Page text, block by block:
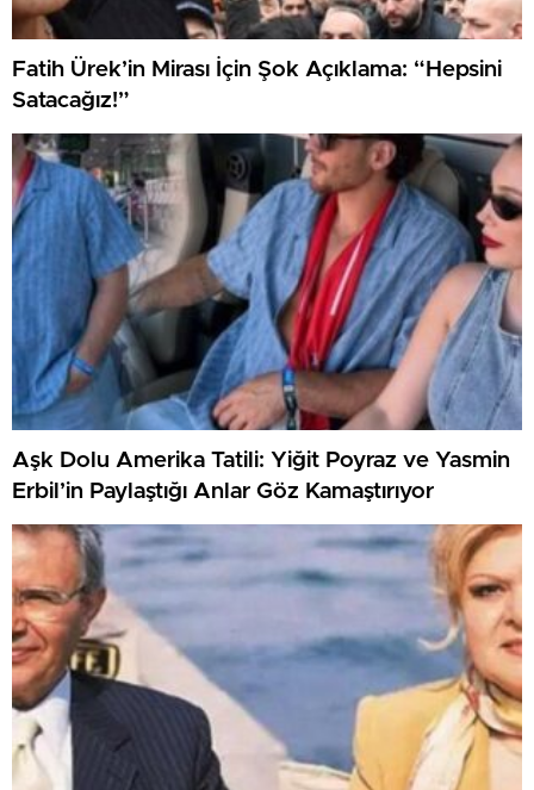
Fatih Ürek’in Mirası İçin Şok Açıklama: “Hepsini
Satacağız!”
Aşk Dolu Amerika Tatili: Yiğit Poyraz ve Yasmin
Erbil’in Paylaştığı Anlar Göz Kamaştırıyor